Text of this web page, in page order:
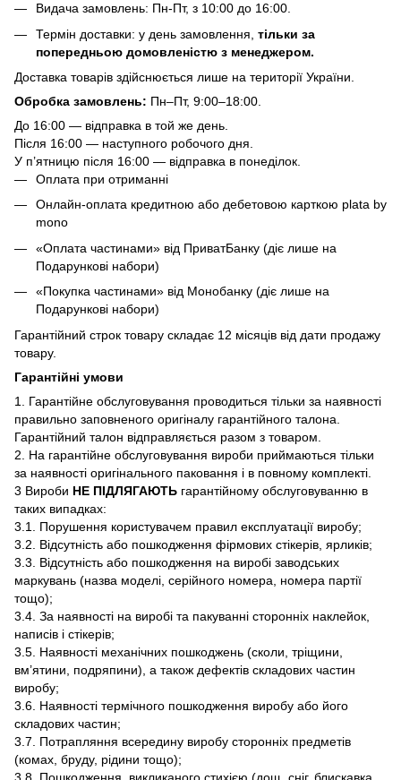
Видача замовлень: Пн-Пт, з 10:00 до 16:00.
Термін доставки: у день замовлення, тільки за
попередньою домовленістю з менеджером.
Доставка товарів здійснюється лише на території України.
Обробка замовлень: Пн–Пт, 9:00–18:00.
До 16:00 — відправка в той же день.
Після 16:00 — наступного робочого дня.
У п’ятницю після 16:00 — відправка в понеділок.
Оплата при отриманні
Онлайн-оплата кредитною або дебетовою карткою plata by
mono
«Оплата частинами» від ПриватБанку (діє лише на
Подарункові набори)
«Покупка частинами» від Монобанку (діє лише на
Подарункові набори)
Гарантійний строк товару складає 12 місяців від дати продажу
товару.
Гарантійні умови
1. Гарантійне обслуговування проводиться тільки за наявності
правильно заповненого оригіналу гарантійного талона.
Гарантійний талон відправляється разом з товаром.
2. На гарантійне обслуговування вироби приймаються тільки
за наявності оригінального паковання і в повному комплекті.
3 Вироби НЕ ПІДЛЯГАЮТЬ гарантійному обслуговуванню в
таких випадках:
3.1. Порушення користувачем правил експлуатації виробу;
3.2. Відсутність або пошкодження фірмових стікерів, ярликів;
3.3. Відсутність або пошкодження на виробі заводських
маркувань (назва моделі, серійного номера, номера партії
тощо);
3.4. За наявності на виробі та пакуванні сторонніх наклейок,
написів і стікерів;
3.5. Наявності механічних пошкоджень (сколи, тріщини,
вм’ятини, подряпини), а також дефектів складових частин
виробу;
3.6. Наявності термічного пошкодження виробу або його
складових частин;
3.7. Потрапляння всередину виробу сторонніх предметів
(комах, бруду, рідини тощо);
3.8. Пошкодження, викликаного стихією (дощ, сніг, блискавка,